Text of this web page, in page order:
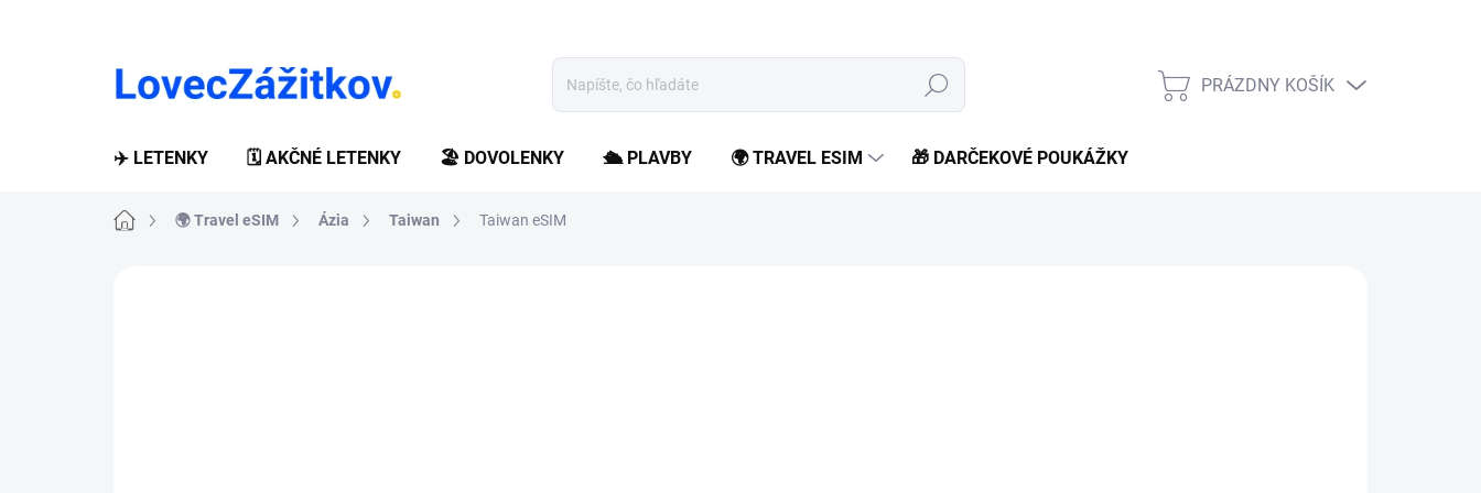
Hľadať
NÁKUPNÝ
PRÁZDNY KOŠÍK
✈️ LETENKY 🗓️ AKČNÉ LETENKY 🏖️ DOVOLENKY 🛳️ PLAVBY 🌍 TRAVEL ESIM 🎁 DARČEKOVÉ POUKÁŽKY
Domov🌍 Travel eSIM Ázia Taiwan Taiwan eSIM